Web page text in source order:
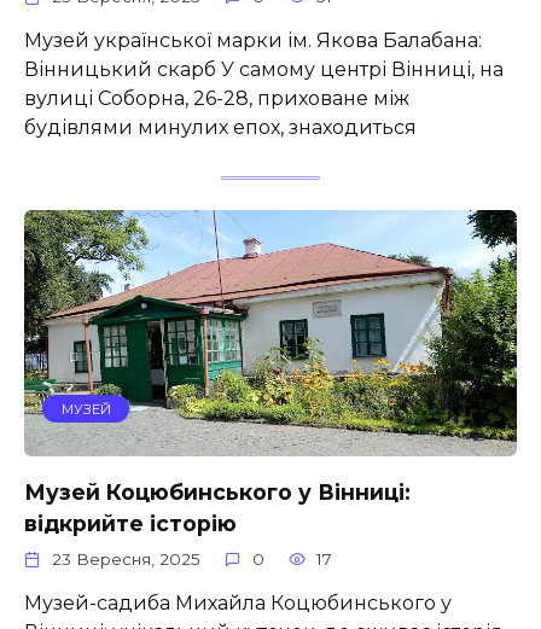
Музей української марки ім. Якова Балабана:
Вінницький скарб У самому центрі Вінниці, на
вулиці Соборна, 26-28, приховане між
будівлями минулих епох, знаходиться
МУЗЕЙ
Музей Коцюбинського у Вінниці:
відкрийте історію
23 Вересня, 2025 0 17
Музей-садиба Михайла Коцюбинського у